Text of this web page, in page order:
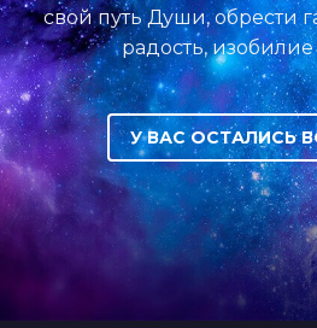
свой путь Души, обрести
радость,
У ВАС ОСТАЛИСЬ